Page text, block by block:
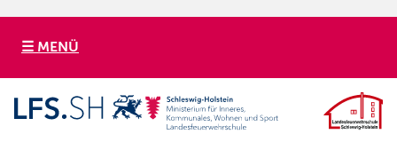
☰ MENÜ